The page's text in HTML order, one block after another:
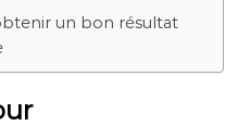
un bon résultat